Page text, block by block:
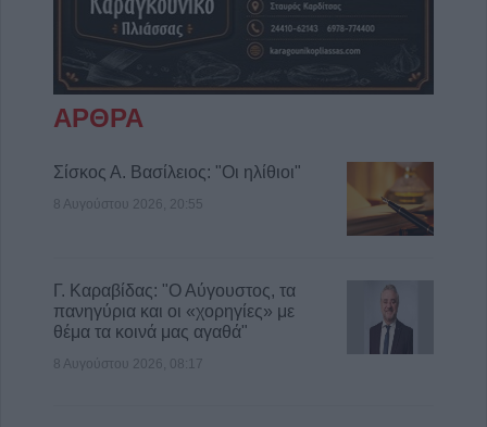
ΑΡΘΡΑ
Σίσκος Α. Βασίλειος: "Οι ηλίθιοι"
8 Αυγούστου 2026, 20:55
Γ. Καραβίδας: "Ο Αύγουστος, τα
πανηγύρια και οι «χορηγίες» με
θέμα τα κοινά μας αγαθά"
8 Αυγούστου 2026, 08:17